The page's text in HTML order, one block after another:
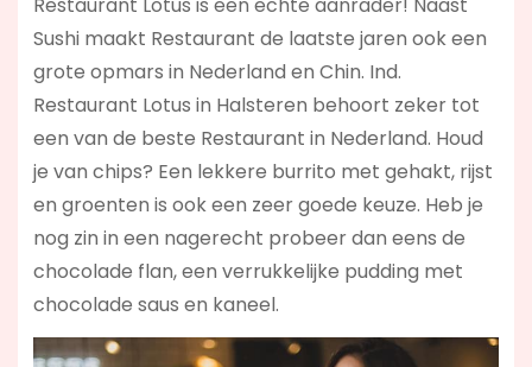
Sushi maakt Restaurant de laatste jaren ook een
grote opmars in Nederland en Chin. Ind.
Restaurant Lotus in Halsteren behoort zeker tot
een van de beste Restaurant in Nederland. Houd
je van chips? Een lekkere burrito met gehakt, rijst
en groenten is ook een zeer goede keuze. Heb je
nog zin in een nagerecht probeer dan eens de
chocolade flan, een verrukkelijke pudding met
chocolade saus en kaneel.